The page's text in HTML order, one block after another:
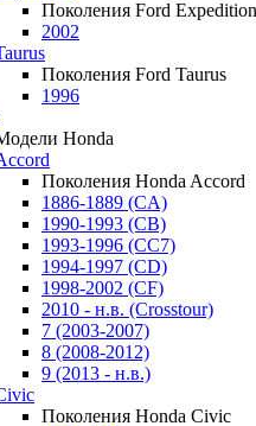
Поколения Ford Expedition
2002
Поколения Ford Taurus
1996
Honda
Поколения Honda Accord
1886-1889 (CA)
1990-1993 (CB)
1993-1996 (CC7)
1994-1997 (CD)
1998-2002 (CF)
2010 - н.в. (Crosstour)
7 (2003-2007)
8 (2008-2012)
9 (2013 - н.в.)
Поколения Honda Civic